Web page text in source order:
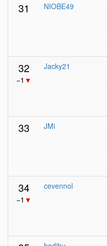
31 NIOBE49
32
−1 ▼
Jacky21
33 JMi
34
−1 ▼
cevennol